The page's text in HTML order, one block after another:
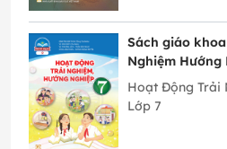
Sách giáo
Nghiệm Hướng
Chân Trời Sáng
Hoạt Động Trải
Lớp 7